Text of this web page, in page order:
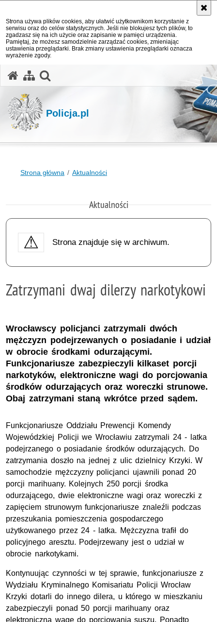
Strona używa plików cookies, aby ułatwić użytkownikom korzystanie z
serwisu oraz do celów statystycznych. Jeśli nie blokujesz tych plików, to
zgadzasz się na ich użycie oraz zapisanie w pamięci urządzenia.
Pamiętaj, że możesz samodzielnie zarządzać cookies, zmieniając
ustawienia przeglądarki. Brak zmiany ustawienia przeglądarki oznacza
wyrażenie zgody.
Policja.pl
Strona główna Aktualności
Aktualności
Strona znajduje się w archiwum.
Zatrzymani dwaj dilerzy narkotykowi
Wrocławscy policjanci zatrzymali dwóch
mężczyzn podejrzewanych o posiadanie i udział
w obrocie środkami odurzającymi.
Funkcjonariusze zabezpieczyli kilkaset porcji
narkotyków, elektroniczne wagi do porcjowania
środków odurzających oraz woreczki strunowe.
Obaj zatrzymani staną wkrótce przed sądem.
Funkcjonariusze Oddziału Prewencji Komendy
Wojewódzkiej Policji we Wrocławiu zatrzymali 24 - latka
podejrzanego o posiadanie środków odurzających. Do
zatrzymania doszło na jednej z ulic dzielnicy Krzyki. W
samochodzie mężczyzny policjanci ujawnili ponad 20
porcji marihuany. Kolejnych 250 porcji środka
odurzającego, dwie elektroniczne wagi oraz woreczki z
zapięciem strunowym funkcjonariusze znaleźli podczas
przeszukania pomieszczenia gospodarczego
użytkowanego przez 24 - latka. Mężczyzna trafił do
policyjnego aresztu. Podejrzewany jest o udział w
obrocie narkotykami.
Kontynuując czynności w tej sprawie, funkcjonariusze z
Wydziału Kryminalnego Komisariatu Policji Wrocław
Krzyki dotarli do innego dilera, u którego w mieszkaniu
zabezpieczyli ponad 50 porcji marihuany oraz
elektroniczną wagę do porcjowania suszu. Ponadto